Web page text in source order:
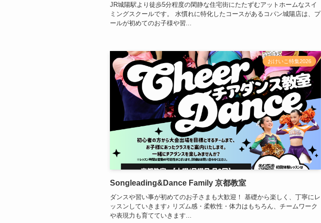
JR城陽駅より徒歩5分程度の閑静な住宅街にたたずむアットホームなスイ
ミングスクールです。 水慣れに特化したコースがあるコパン城陽店は、プ
ールが初めてのお子様や習...
おけいこ特集2026
Songleading&Dance Family 京都教室
ダンスや習い事が初めてのお子さまも大歓迎！ 基礎から楽しく、丁寧にレ
ッスンしていきます♪ リズム感・柔軟性・体力はもちろん、チームワーク
や表現力も育てていきます...